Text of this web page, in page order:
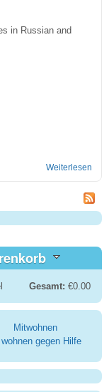
in Russian and
Weiterlesen
in
Gesamt: €0.00
gegen Hilfe